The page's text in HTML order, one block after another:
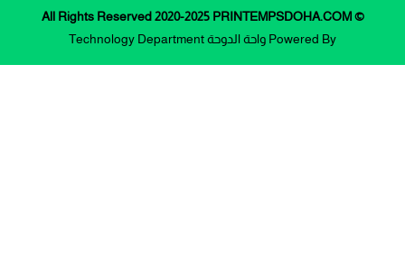
© All Rights Reserved 2020-2025 PRINTEMPSDOHA.COM
Powered By واحة الدوحة